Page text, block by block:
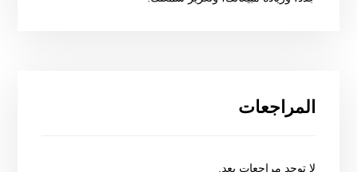
المراجعات
لا توجد مراجعات بعد.